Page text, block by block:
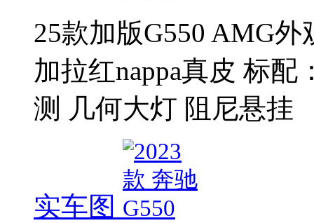
25款加版G550 AMG
加拉红nappa真皮 标
测 几何大灯 阻尼悬挂
实车图